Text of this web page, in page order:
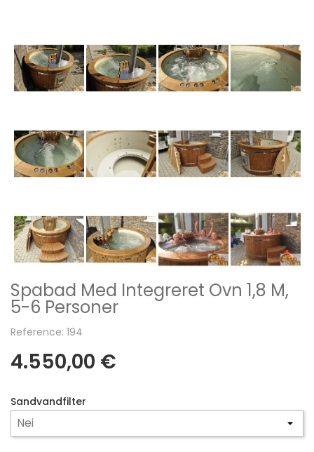
Spabad Med Integreret Ovn 1,8 M,
5-6 Personer
Reference: 194
4.550,00 €
Sandvandfilter